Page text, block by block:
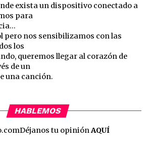
exista un dispositivo conectado a
para
pero nos sensibilizamos con las
los
queremos llegar al corazón de
de un
una canción.
HABLEMOS
Déjanos tu opiniónAQUÍ